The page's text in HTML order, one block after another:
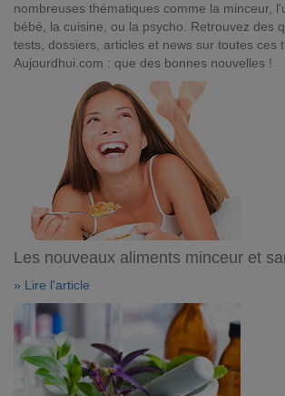
nombreuses thématiques comme la minceur,
bébé, la cuisine, ou la psycho. Retrouvez des
tests, dossiers, articles et news sur toutes ces
Aujourdhui.com : que des bonnes nouvelles !
Les nouveaux aliments minceur et
» Lire l'article